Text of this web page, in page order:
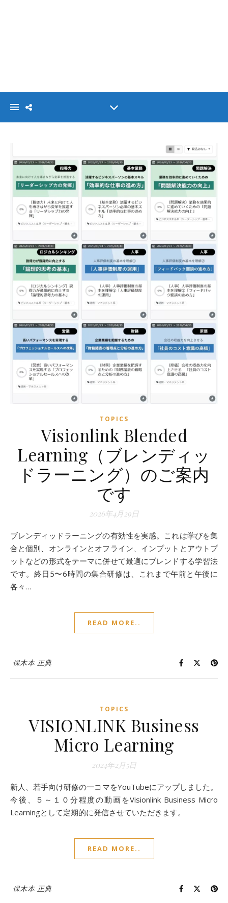
TOPICS
Visionlink Blended
Learning（ブレンディッ
ドラーニング）のご案内
です
2026年4月29日
ブレンディッドラーニングの有効性を実感。これは学びを集
合と個別、オンラインとオフライン、インプットとアウトプ
ットなどの形式をテーマに併せて最適にブレンドする学習法
です。終日5〜6時間の集合研修は、これまで午前と午後に
各々…
READ MORE..
保木本 正典
TOPICS
VISIONLINK Business
Micro Learning
2024年2月5日
新人、若手向け研修の一コマをYouTubeにアップしました。
今後、５～１０分程度の動画をVisionlink Business Micro
Learningとして定期的に発信させていただきます。
READ MORE..
保木本 正典